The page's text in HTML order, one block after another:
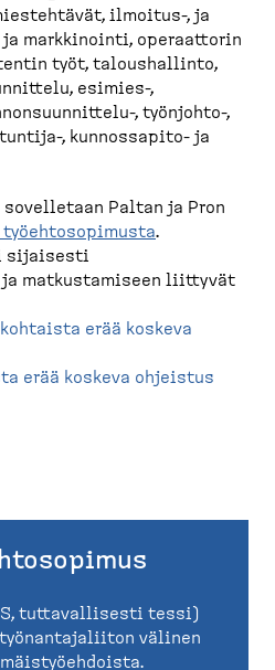
ilmoitus-, ja
markkinointi, operaattorin
työt, taloushallinto,
esimies-,
, työnjohto-,
, kunnossapito- ja
Paltan ja Pron
työehtosopimusta.
sijaisesti
matkustamiseen liittyvät
erää koskeva
erää koskeva ohjeistus
tuttavallisesti tessi)
välinen